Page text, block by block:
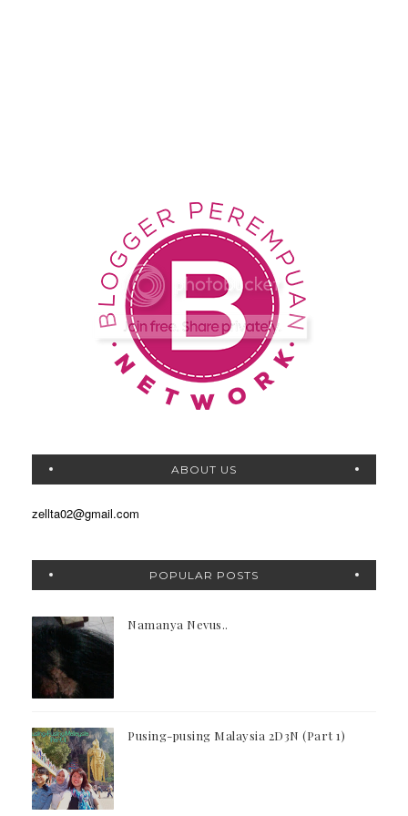
ABOUT US
zellta02@gmail.com
POPULAR POSTS
Namanya Nevus..
Pusing-pusing Malaysia 2D3N (Part 1)